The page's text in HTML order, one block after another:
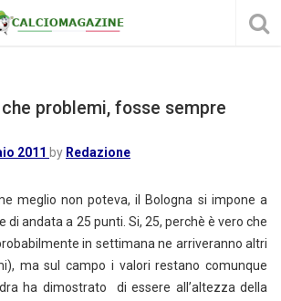
problemi, fosse sempre
2011 by Redazione
meglio non poteva, il Bologna si impone a
di andata a 25 punti. Si, 25, perchè è vero che
in settimana ne arriveranno altri
ma sul campo i valori restano comunque
ha dimostrato di essere all’altezza della